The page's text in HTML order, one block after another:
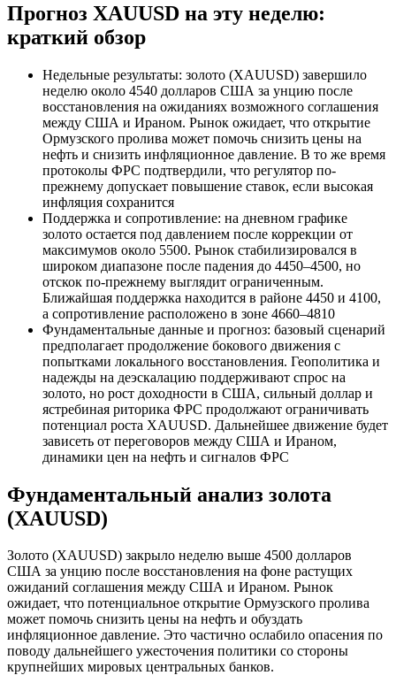
Прогноз XAUUSD на эту неделю:
краткий обзор
Недельные результаты: золото (XAUUSD) завершило
неделю около 4540 долларов США за унцию после
восстановления на ожиданиях возможного соглашения
между США и Ираном. Рынок ожидает, что открытие
Ормузского пролива может помочь снизить цены на
нефть и снизить инфляционное давление. В то же время
протоколы ФРС подтвердили, что регулятор по-
прежнему допускает повышение ставок, если высокая
инфляция сохранится
Поддержка и сопротивление: на дневном графике
золото остается под давлением после коррекции от
максимумов около 5500. Рынок стабилизировался в
широком диапазоне после падения до 4450–4500, но
отскок по-прежнему выглядит ограниченным.
Ближайшая поддержка находится в районе 4450 и 4100,
а сопротивление расположено в зоне 4660–4810
Фундаментальные данные и прогноз: базовый сценарий
предполагает продолжение бокового движения с
попытками локального восстановления. Геополитика и
надежды на деэскалацию поддерживают спрос на
золото, но рост доходности в США, сильный доллар и
ястребиная риторика ФРС продолжают ограничивать
потенциал роста XAUUSD. Дальнейшее движение будет
зависеть от переговоров между США и Ираном,
динамики цен на нефть и сигналов ФРС
Фундаментальный анализ золота
(XAUUSD)
Золото (XAUUSD) закрыло неделю выше 4500 долларов
США за унцию после восстановления на фоне растущих
ожиданий соглашения между США и Ираном. Рынок
ожидает, что потенциальное открытие Ормузского пролива
может помочь снизить цены на нефть и обуздать
инфляционное давление. Это частично ослабило опасения по
поводу дальнейшего ужесточения политики со стороны
крупнейших мировых центральных банков.